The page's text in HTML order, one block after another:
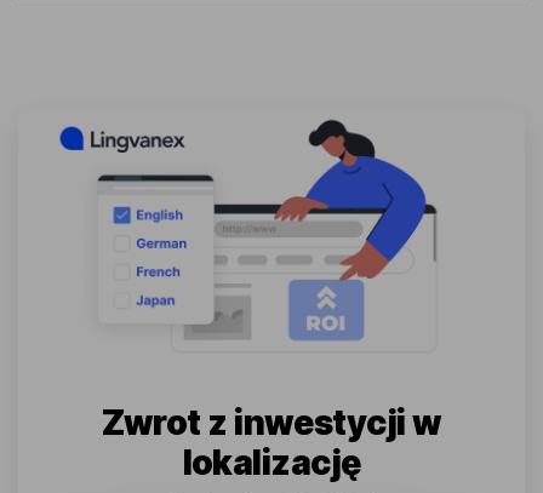
Zwrot z inwestycji w
lokalizację